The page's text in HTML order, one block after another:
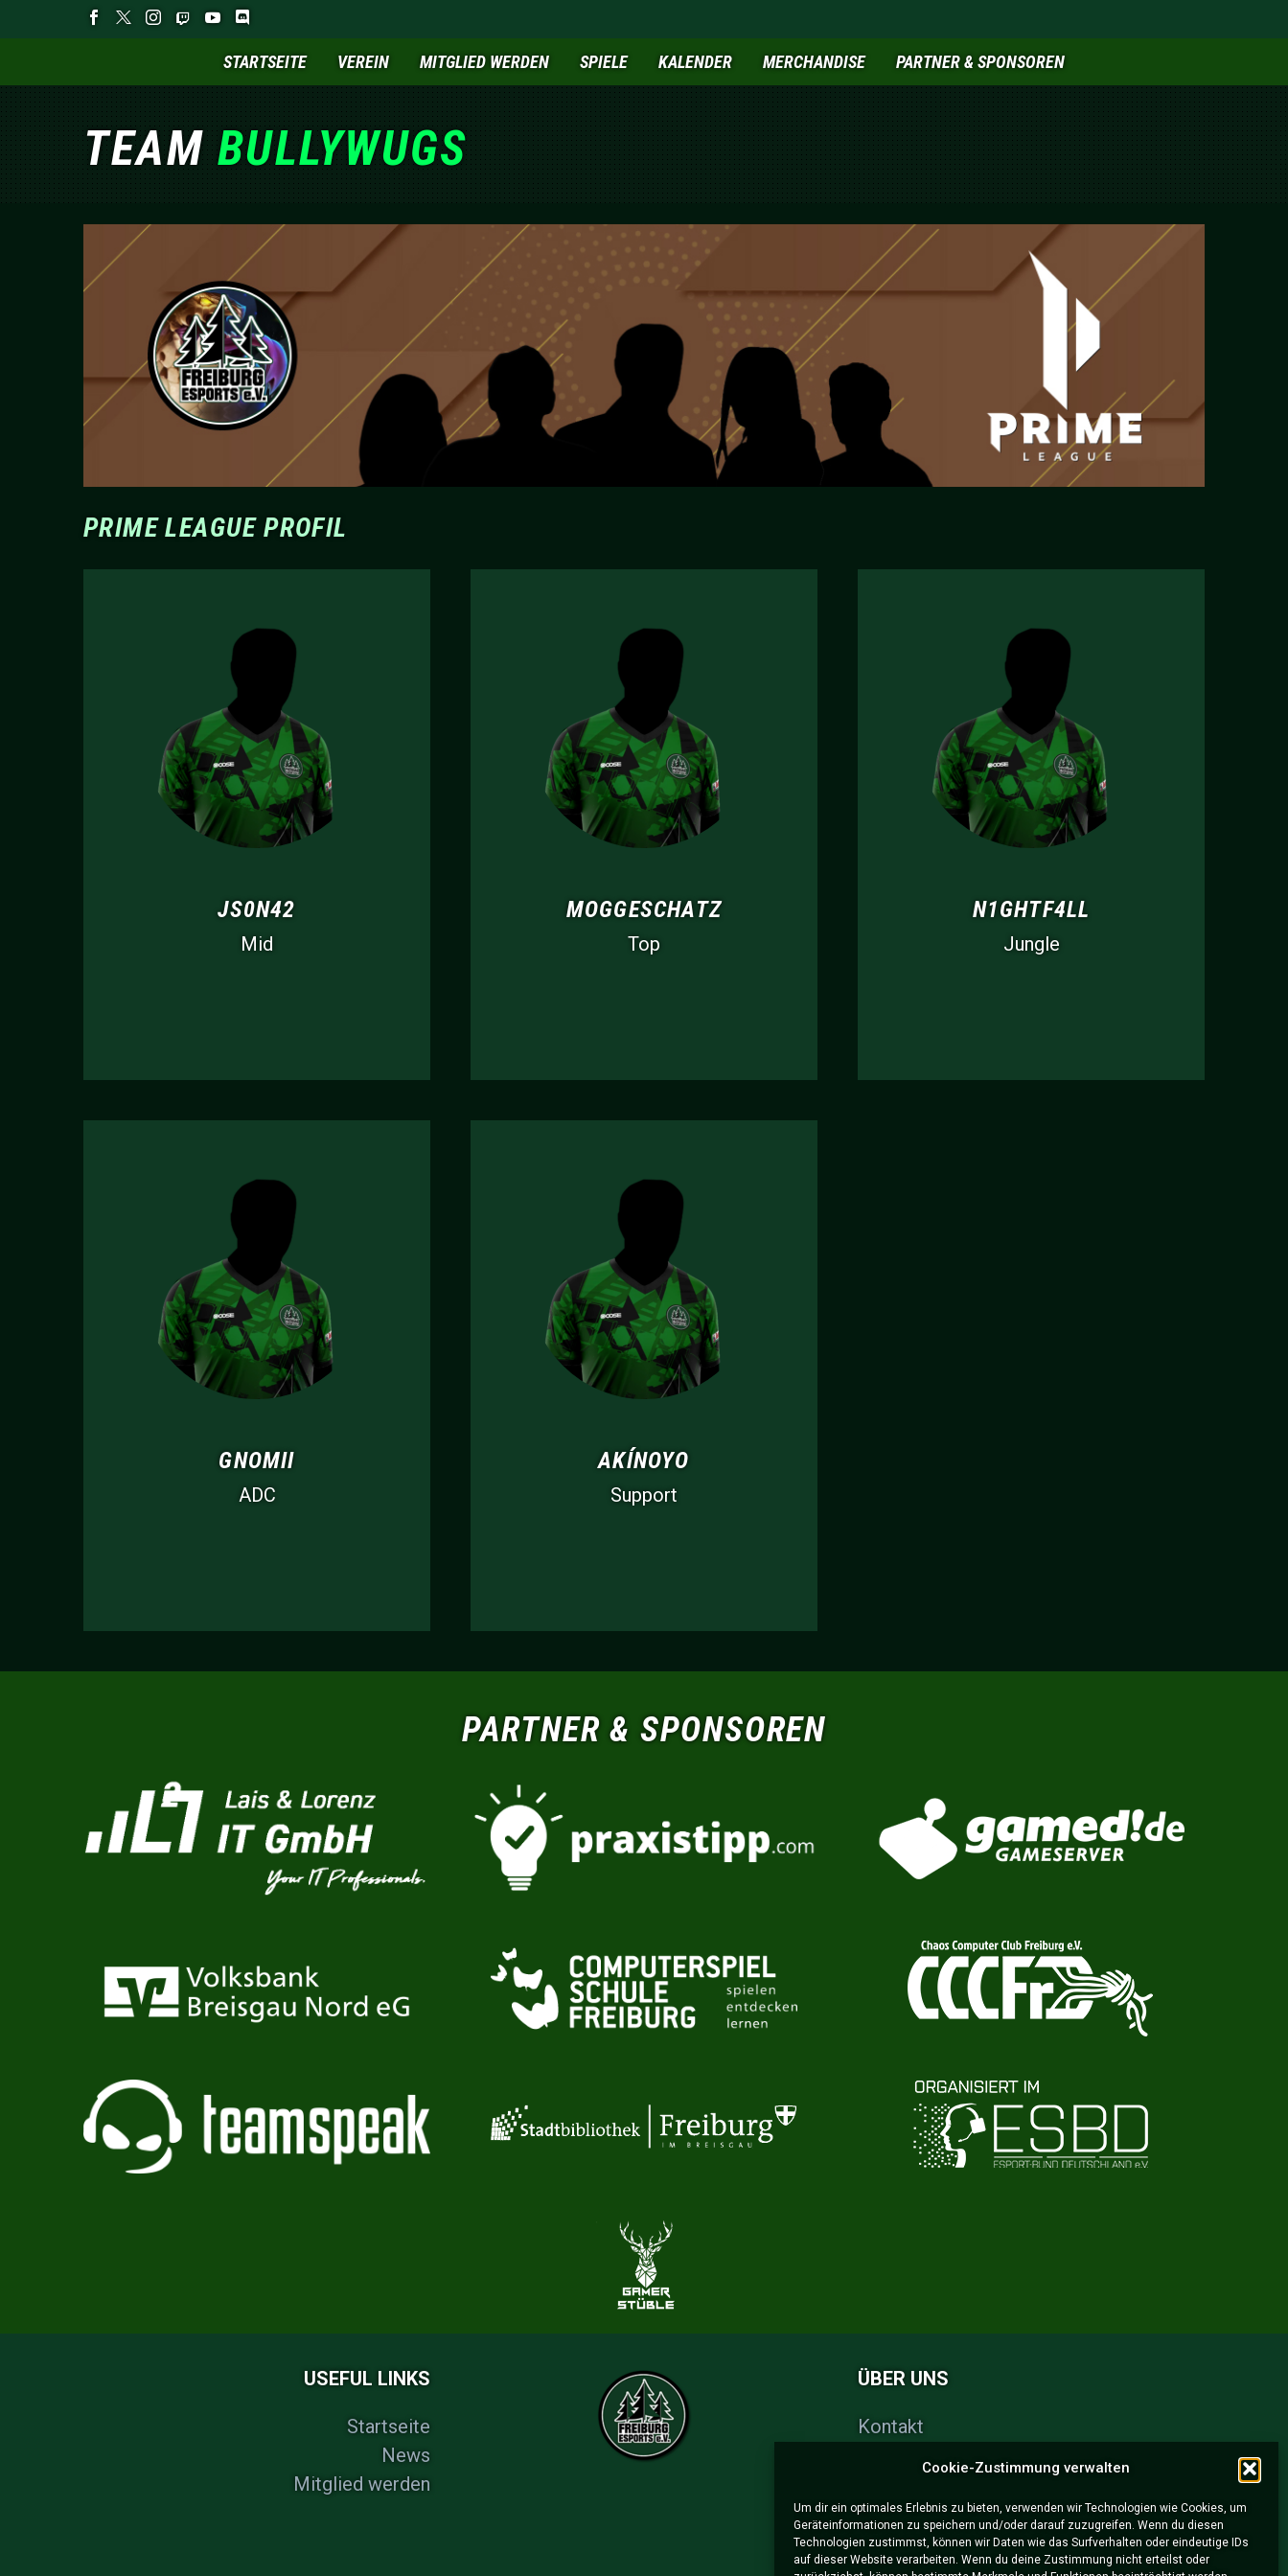
Cookie-Zustimmung verwalten
Um dir ein optimales Erlebnis zu bieten, verwenden wir Technologien wie Cookies, um
Geräteinformationen zu speichern und/oder darauf zuzugreifen. Wenn du diesen
Technologien zustimmst, können wir Daten wie das Surfverhalten oder eindeutige IDs
auf dieser Website verarbeiten. Wenn du deine Zustimmung nicht erteilst oder
STARTSEITE VEREIN MITGLIED WERDEN SPIELE KALENDER MERCHANDISE PARTNER & SPONSOREN
TEAMBULLYWUGS
PRIME LEAGUE PROFIL
JS0N42
Mid
MOGGESCHATZ
Top
N1GHTF4LL
Jungle
GNOMII
ADC
AKÍNOYO
Support
PARTNER & SPONSOREN
USEFUL LINKS
Startseite
News
Mitglied werden
ÜBER UNS
Kontakt
Impressum
Datenschutzerklärung